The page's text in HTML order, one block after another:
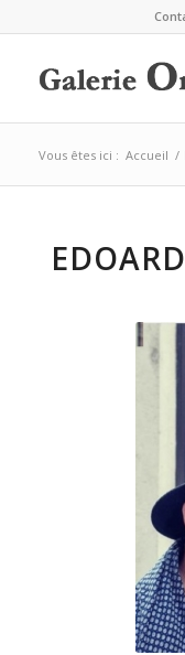
Vous êtes ici : Accueil /